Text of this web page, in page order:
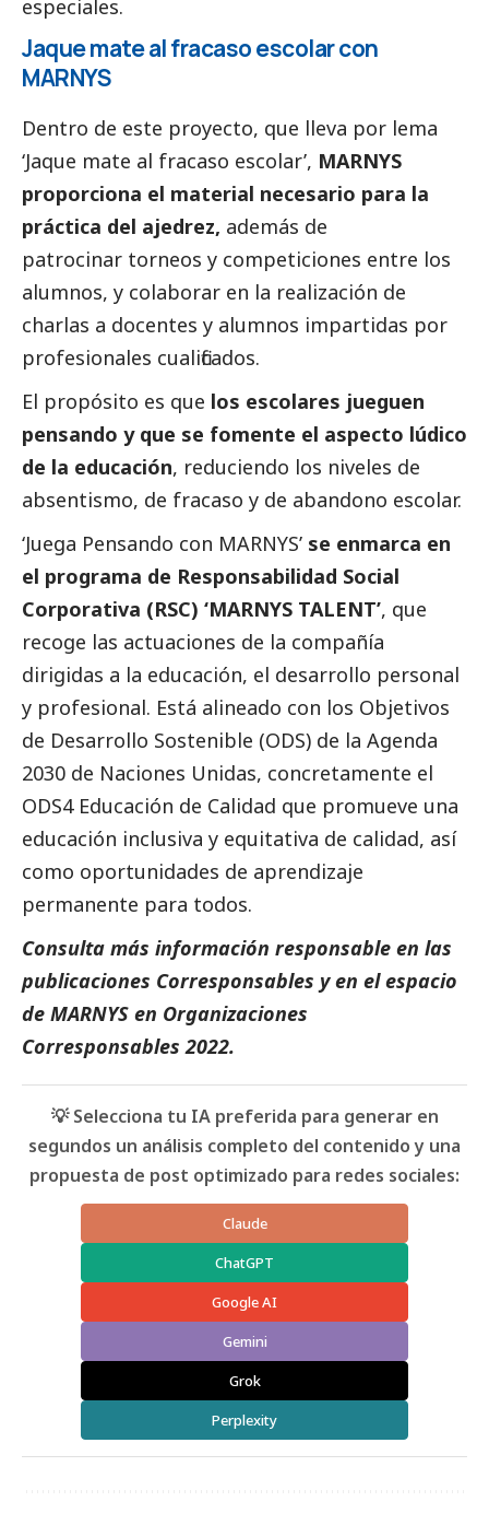
especiales.
Jaque mate al fracaso escolar con
MARNYS
Dentro de este proyecto, que lleva por lema
‘Jaque mate al fracaso escolar’, MARNYS
proporciona el material necesario para la
práctica del ajedrez, además de
patrocinar torneos y competiciones entre los
alumnos, y colaborar en la realización de
charlas a docentes y alumnos impartidas por
profesionales cualificados.
El propósito es que los escolares jueguen
pensando y que se fomente el aspecto lúdico
de la educación, reduciendo los niveles de
absentismo, de fracaso y de abandono escolar.
‘Juega Pensando con MARNYS’ se enmarca en
el programa de Responsabilidad Social
Corporativa (RSC) ‘MARNYS TALENT’, que
recoge las actuaciones de la compañía
dirigidas a la educación, el desarrollo personal
y profesional. Está alineado con los Objetivos
de Desarrollo Sostenible (ODS) de la Agenda
2030 de Naciones Unidas, concretamente el
ODS4 Educación de Calidad que promueve una
educación inclusiva y equitativa de calidad, así
como oportunidades de aprendizaje
permanente para todos.
Consulta más información responsable en las
publicaciones Corresponsables y en el espacio
de MARNYS en Organizaciones
Corresponsables 2022.
💡 Selecciona tu IA preferida para generar en
segundos un análisis completo del contenido y una
propuesta de post optimizado para redes sociales:
Claude
ChatGPT
Google AI
Gemini
Grok
Perplexity